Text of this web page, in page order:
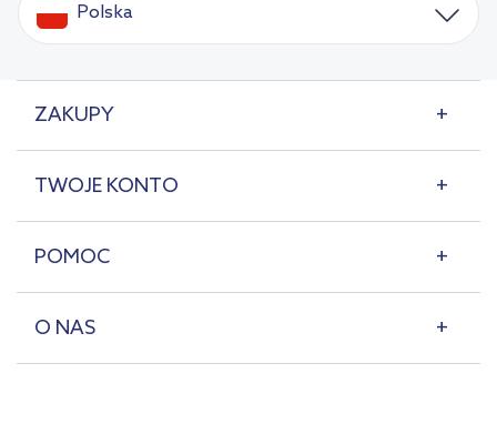
Polska
ZAKUPY
TWOJE KONTO
POMOC
O NAS